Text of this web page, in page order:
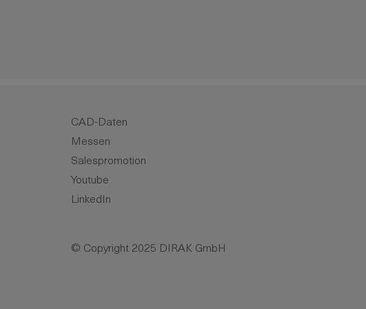
CAD-Daten
Messen
Salespromotion
Youtube
LinkedIn
© Copyright 2025 DIRAK GmbH